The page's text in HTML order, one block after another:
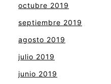
octubre 2019
septiembre 2019
agosto 2019
julio 2019
junio 2019